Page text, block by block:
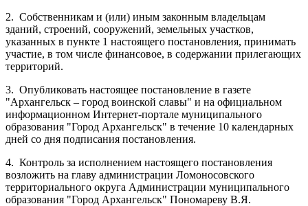
2. Собственникам и (или) иным законным владельцам
зданий, строений, сооружений, земельных участков,
указанных в пункте 1 настоящего постановления, принимать
участие, в том числе финансовое, в содержании прилегающих
территорий.
3. Опубликовать настоящее постановление в газете
"Архангельск – город воинской славы" и на официальном
информационном Интернет-портале муниципального
образования "Город Архангельск" в течение 10 календарных
дней со дня подписания постановления.
4. Контроль за исполнением настоящего постановления
возложить на главу администрации Ломоносовского
территориального округа Администрации муниципального
образования "Город Архангельск" Пономареву В.Я.